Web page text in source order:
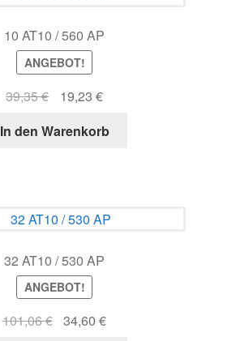
10 AT10 / 560 AP
ANGEBOT!
39,35€
Ursprünglicher
war:
19,23 €Aktueller
ist:
In den Warenkorb
32 AT10 / 530 AP
ANGEBOT!
101,06€ Ursprünglicher
34,60€Aktueller